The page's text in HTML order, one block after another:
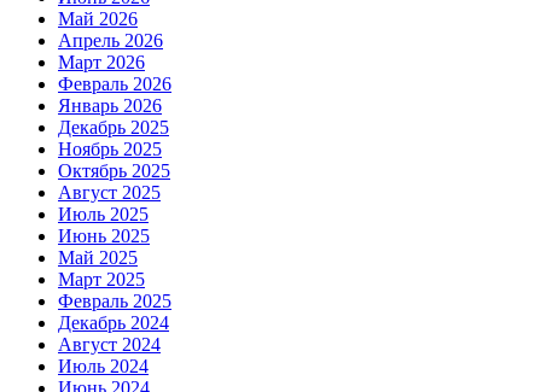
Май 2026
Апрель 2026
Март 2026
Февраль 2026
Январь 2026
Декабрь 2025
Ноябрь 2025
Октябрь 2025
Август 2025
Июль 2025
Июнь 2025
Май 2025
Март 2025
Февраль 2025
Декабрь 2024
Август 2024
Июль 2024